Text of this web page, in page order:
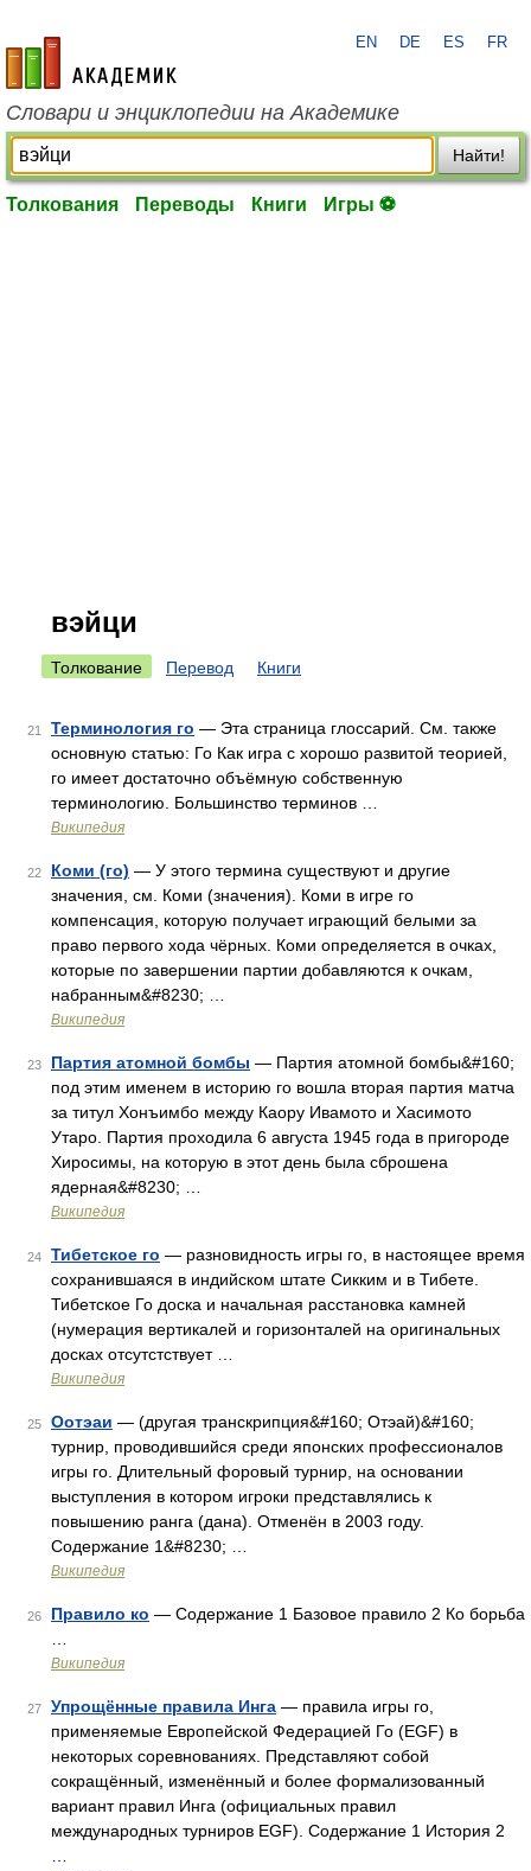
academic.ru
EN DE ES FR
Словари и энциклопедии на Академике
Найти!
Толкования Переводы Книги Игры ⚽
вэйци
Толкование Перевод Книги
21 Терминология го — Эта страница глоссарий. См. также
основную статью: Го Как игра с хорошо развитой теорией,
го имеет достаточно объёмную собственную
терминологию. Большинство терминов …
Википедия
22 Коми (го) — У этого термина существуют и другие
значения, см. Коми (значения). Коми в игре го
компенсация, которую получает играющий белыми за
право первого хода чёрных. Коми определяется в очках,
которые по завершении партии добавляются к очкам,
набранным&#8230; …
Википедия
23 Партия атомной бомбы — Партия атомной бомбы&#160;
под этим именем в историю го вошла вторая партия матча
за титул Хонъимбо между Каору Ивамото и Хасимото
Утаро. Партия проходила 6 августа 1945 года в пригороде
Хиросимы, на которую в этот день была сброшена
ядерная&#8230; …
Википедия
24 Тибетское го — разновидность игры го, в настоящее время
сохранившаяся в индийском штате Сикким и в Тибете.
Тибетское Го доска и начальная расстановка камней
(нумерация вертикалей и горизонталей на оригинальных
досках отсутстствует …
Википедия
25 Оотэаи — (другая транскрипция&#160; Отэай)&#160;
турнир, проводившийся среди японских профессионалов
игры го. Длительный форовый турнир, на основании
выступления в котором игроки представлялись к
повышению ранга (дана). Отменён в 2003 году.
Содержание 1&#8230; …
Википедия
26 Правило ко — Содержание 1 Базовое правило 2 Ко борьба
Википедия
27 Упрощённые правила Инга — правила игры го,
применяемые Европейской Федерацией Го (EGF) в
некоторых соревнованиях. Представляют собой
сокращённый, изменённый и более формализованный
вариант правил Инга (официальных правил
международных турниров EGF). Содержание 1 История 2